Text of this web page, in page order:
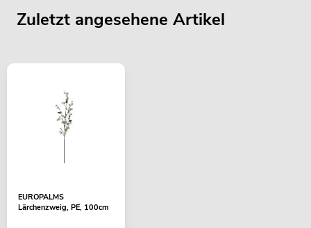
Zuletzt angesehene Artikel
EUROPALMS
Lärchenzweig, PE, 100cm